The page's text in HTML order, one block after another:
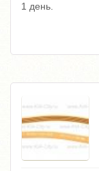
1 день.